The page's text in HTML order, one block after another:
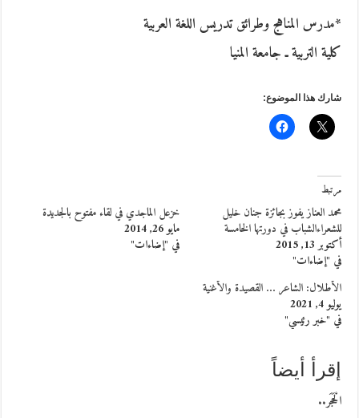
*مدرس المناهج وطرائق تدريس اللغة العربية
كلية التربية ـ جامعة المنيا
شارك هذا الموضوع:
مرتبط
محمد العناز يفوز بجائزة جنان خليل
للشعراءالشباب في دورتها الخامسة
أكتوبر 13, 2015
في "إضاءات"
خزعل الماجدي في لقاء مفتوح بالجديدة
مايو 26, 2014
في "إضاءات"
الأطلال: الشاعر … القصيدة والأغنية
يوليو 4, 2021
في "خبر رئيسي"
إقرأ أيضاً
الْحَجَر..